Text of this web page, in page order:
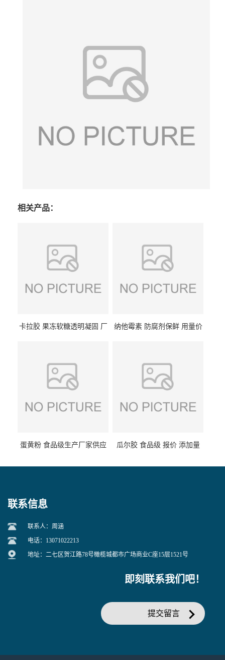
相关产品：
卡拉胶 果冻软糖透明凝固 厂
纳他霉素 防腐剂保鲜 用量价
蛋黄粉 食品级生产厂家供应 瓜尔胶 食品级 报价 添加量
联系信息
联系人：周涵
电话：13071022213
地址：二七区贺江路78号橄榄城都市广场商业C座15层1521号
即刻联系我们吧！
提交留言